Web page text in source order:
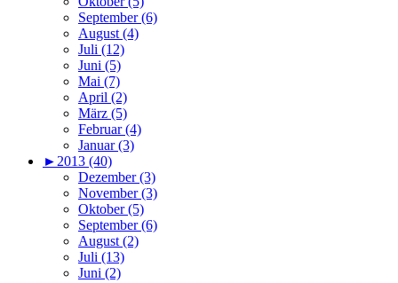
September (6)
August (4)
Juli (12)
Juni (5)
Mai (7)
April (2)
März (5)
Februar (4)
Januar (3)
► 2013 (40)
Dezember (3)
November (3)
Oktober (5)
September (6)
August (2)
Juli (13)
Juni (2)